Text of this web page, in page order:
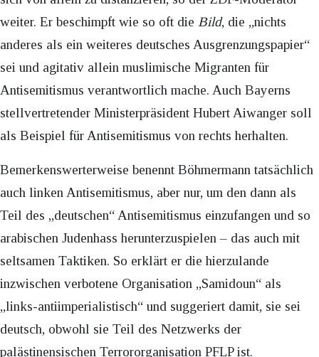
weiter. Er beschimpft wie so oft die Bild, die „nichts
anderes als ein weiteres deutsches Ausgrenzungspapier“
sei und agitativ allein muslimische Migranten für
Antisemitismus verantwortlich mache. Auch Bayerns
stellvertretender Ministerpräsident Hubert Aiwanger soll
als Beispiel für Antisemitismus von rechts herhalten.
Bemerkenswerterweise benennt Böhmermann tatsächlich
auch linken Antisemitismus, aber nur, um den dann als
Teil des „deutschen“ Antisemitismus einzufangen und so
arabischen Judenhass herunterzuspielen – das auch mit
seltsamen Taktiken. So erklärt er die hierzulande
inzwischen verbotene Organisation „Samidoun“ als
„links-antiimperialistisch“ und suggeriert damit, sie sei
deutsch, obwohl sie Teil des Netzwerks der
palästinensischen Terrororganisation PFLP ist.